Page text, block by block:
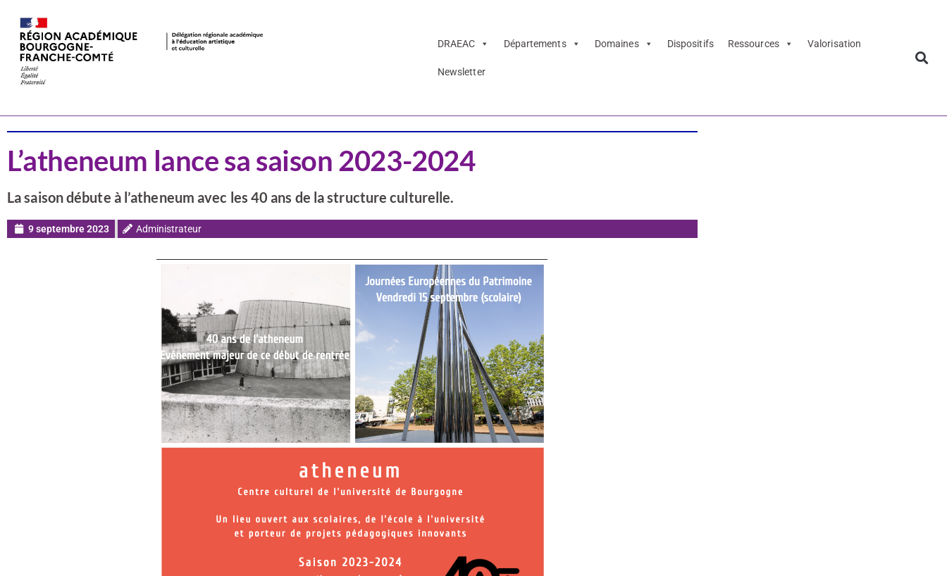
DRAEAC Départements Domaines Dispositifs Ressources Valorisation
Newsletter
L’atheneum lance sa saison 2023-2024
La saison débute à l’atheneum avec les 40 ans de la structure culturelle.
9 septembre 2023 Administrateur